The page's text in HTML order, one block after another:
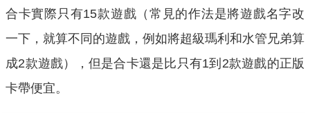
合卡實際只有15款遊戲（常見的作法是將遊戲名字改
一下，就算不同的遊戲，例如將超級瑪利和水管兄弟算
成2款遊戲），但是合卡還是比只有1到2款遊戲的正版
卡帶便宜。